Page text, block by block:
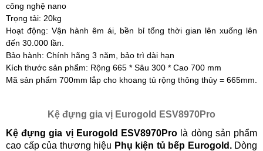
công nghệ nano
Trọng tải: 20kg
Hoạt động: Vận hành êm ái, bền bỉ tổng thời gian lên xuống lên
đến 30.000 lần.
Bảo hành: Chính hãng 3 năm, bảo trì dài hạn
Kích thước sản phẩm: Rộng 665 * Sâu 300 * Cao 700 mm
Mã sản phẩm 700mm lắp cho khoang tủ rộng thông thủy = 665mm.
Kệ đựng gia vị Eurogold ESV8970Pro
Kệ đựng gia vị Eurogold ESV8970Pro là dòng sản phẩm
cao cấp của thương hiệu Phụ kiện tủ bếp Eurogold. Dòng